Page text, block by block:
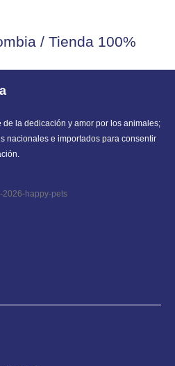
/ Tienda 100%
de la dedicación y amor por los animales;
nacionales e importados para consentir